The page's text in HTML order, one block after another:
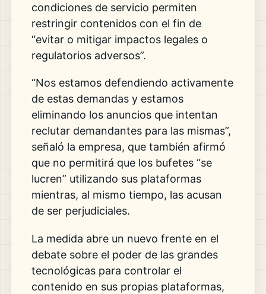
condiciones de servicio permiten
restringir contenidos con el fin de
“evitar o mitigar impactos legales o
regulatorios adversos”.
“Nos estamos defendiendo activamente
de estas demandas y estamos
eliminando los anuncios que intentan
reclutar demandantes para las mismas”,
señaló la empresa, que también afirmó
que no permitirá que los bufetes “se
lucren” utilizando sus plataformas
mientras, al mismo tiempo, las acusan
de ser perjudiciales.
La medida abre un nuevo frente en el
debate sobre el poder de las grandes
tecnológicas para controlar el
contenido en sus propias plataformas,